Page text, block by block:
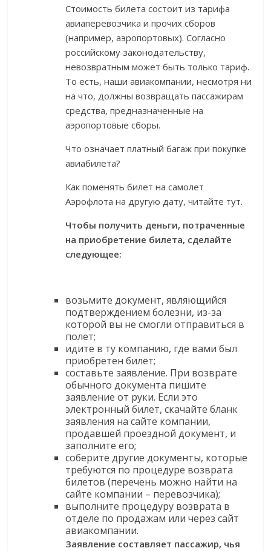
Стоимость билета состоит из тарифа
авиаперевозчика и прочих сборов
(например, аэропортовых). Согласно
российскому законодательству,
невозвратным может быть только тариф.
То есть, наши авиакомпании, несмотря ни
на что, должны возвращать пассажирам
средства, предназначенные на
аэропортовые сборы.
Что означает платный багаж при покупке
авиабилета?
Как поменять билет на самолет
Аэрофлота на другую дату, читайте тут.
Чтобы получить деньги, потраченные
на приобретение билета, сделайте
следующее:
возьмите документ, являющийся
подтверждением болезни, из-за
которой вы не смогли отправиться в
полет;
идите в ту компанию, где вами был
приобретен билет;
составьте заявление. При возврате
обычного документа пишите
заявление от руки. Если это
электронный билет, скачайте бланк
заявления на сайте компании,
продавшей проездной документ, и
заполните его;
соберите другие документы, которые
требуются по процедуре возврата
билетов (перечень можно найти на
сайте компании – перевозчика);
выполните процедуру возврата в
отделе по продажам или через сайт
авиакомпании.
Заявление составляет пассажир, чья